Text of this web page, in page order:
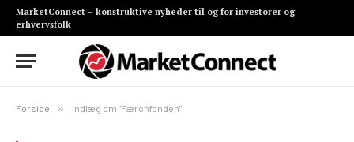
MarketConnect – konstruktive nyheder til og for investorer og
erhvervsfolk
Forside » Indlæg om "Færchfonden"